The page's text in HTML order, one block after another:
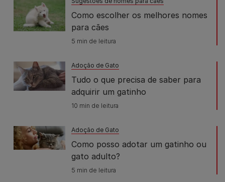
Como escolher os melhores nomes
para cães
5 min de leitura
Adoção de Gato
Tudo o que precisa de saber para
adquirir um gatinho
10 min de leitura
Adoção de Gato
Como posso adotar um gatinho ou
gato adulto?
5 min de leitura